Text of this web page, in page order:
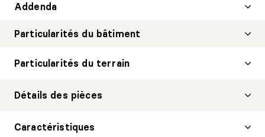
Addenda
Particularités du bâtiment
Particularités du terrain
Détails des pièces
HALL D'ENTRÉE/VESTIBULE
Caractéristiques